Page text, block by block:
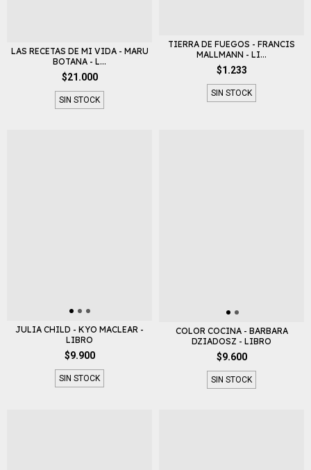
LAS RECETAS DE MI VIDA - MARU
BOTANA - L...
$21.000
SIN STOCK
TIERRA DE FUEGOS - FRANCIS
MALLMANN - LI...
$1.233
SIN STOCK
JULIA CHILD - KYO MACLEAR -
LIBRO
$9.900
SIN STOCK
COLOR COCINA - BARBARA
DZIADOSZ - LIBRO
$9.600
SIN STOCK